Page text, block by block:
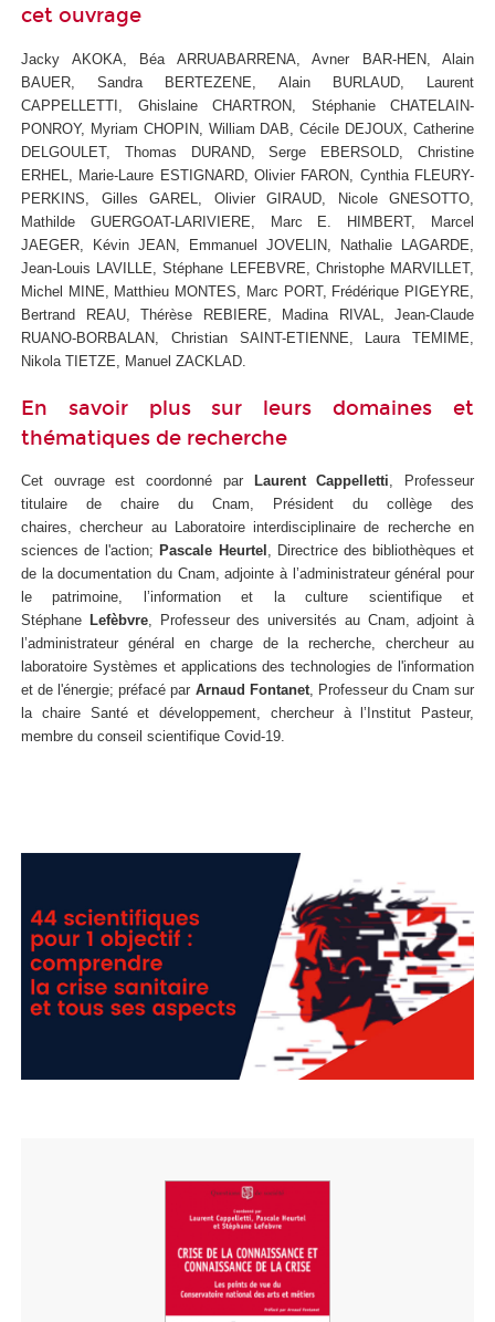
cet ouvrage
Jacky AKOKA, Béa ARRUABARRENA, Avner BAR-HEN, Alain
BAUER, Sandra BERTEZENE, Alain BURLAUD, Laurent
CAPPELLETTI, Ghislaine CHARTRON, Stéphanie CHATELAIN-
PONROY, Myriam CHOPIN, William DAB, Cécile DEJOUX, Catherine
DELGOULET, Thomas DURAND, Serge EBERSOLD, Christine
ERHEL, Marie-Laure ESTIGNARD, Olivier FARON, Cynthia FLEURY-
PERKINS, Gilles GAREL, Olivier GIRAUD, Nicole GNESOTTO,
Mathilde GUERGOAT-LARIVIERE, Marc E. HIMBERT, Marcel
JAEGER, Kévin JEAN, Emmanuel JOVELIN, Nathalie LAGARDE,
Jean-Louis LAVILLE, Stéphane LEFEBVRE, Christophe MARVILLET,
Michel MINE, Matthieu MONTES, Marc PORT, Frédérique PIGEYRE,
Bertrand REAU, Thérèse REBIERE, Madina RIVAL, Jean-Claude
RUANO-BORBALAN, Christian SAINT-ETIENNE, Laura TEMIME,
Nikola TIETZE, Manuel ZACKLAD.
En savoir plus sur leurs domaines et
thématiques de recherche
Cet ouvrage est coordonné par Laurent Cappelletti, Professeur
titulaire de chaire du Cnam, Président du collège des
chaires, chercheur au Laboratoire interdisciplinaire de recherche en
sciences de l'action; Pascale Heurtel , Directrice des bibliothèques et
de la documentation du Cnam, adjointe à l’administrateur général pour
le patrimoine, l’information et la culture scientifique et
Stéphane Lefèbvre, Professeur des universités au Cnam, adjoint à
l’administrateur général en charge de la recherche, chercheur au
laboratoire Systèmes et applications des technologies de l'information
et de l'énergie; préfacé par Arnaud Fontanet, Professeur du Cnam sur
la chaire Santé et développement, chercheur à l’Institut Pasteur,
membre du conseil scientifique Covid-19.